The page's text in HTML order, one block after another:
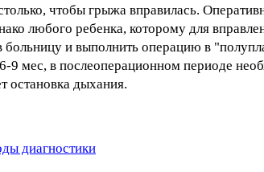
чтобы грыжа вправилась.
любого ребенка, которому для
больницу и выполнить операцию в
9 мес, в послеоперационном периоде
остановка дыхания.
диагностики